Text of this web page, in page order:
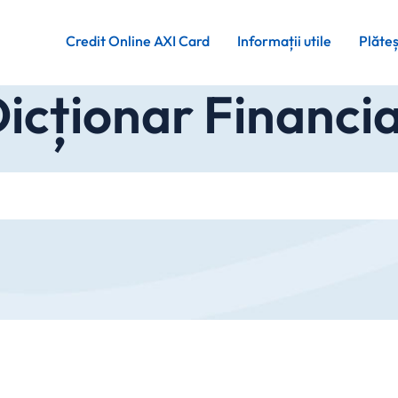
Credit Online AXI Card Informații utile